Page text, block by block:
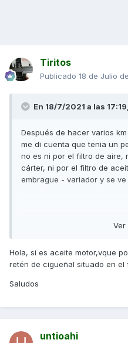
Tiritos
Publicado 18 de Julio
En 18/7/2021 a las 17:19,
Después de hacer varios
me di cuenta que tenia un
no es ni por el filtro de aire,
cárter, ni por el filtro de
embrague - variador y se
Ver
Hola, si es aceite motor,vque
retén de cigueñal situado en el
Saludos
untioahi